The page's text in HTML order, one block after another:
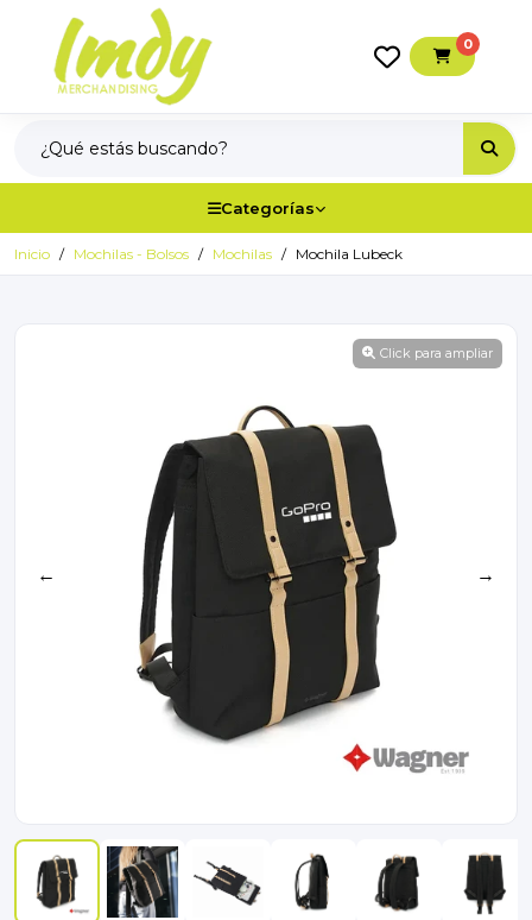
0
Categorías
Inicio Mochilas - Bolsos Mochilas Mochila Lubeck
Click para ampliar
← →